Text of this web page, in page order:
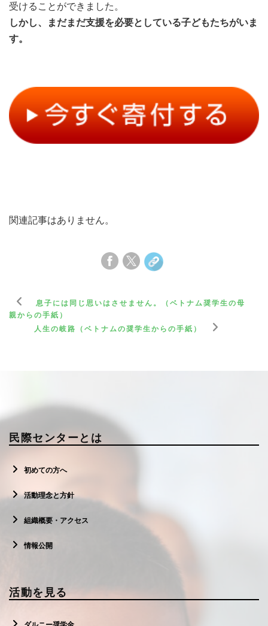
受けることができました。
しかし、まだまだ支援を必要としている子どもたちがいま
す。
関連記事はありません。
息子には同じ思いはさせません。（ベトナム奨学生の母
親からの手紙）
人生の岐路（ベトナムの奨学生からの手紙）
民際センターとは
初めての方へ
活動理念と方針
組織概要・アクセス
情報公開
活動を見る